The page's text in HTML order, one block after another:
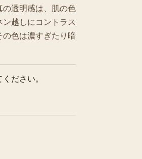
透明感は、肌の色
越しにコントラス
の色は濃すぎたり暗
ださい。